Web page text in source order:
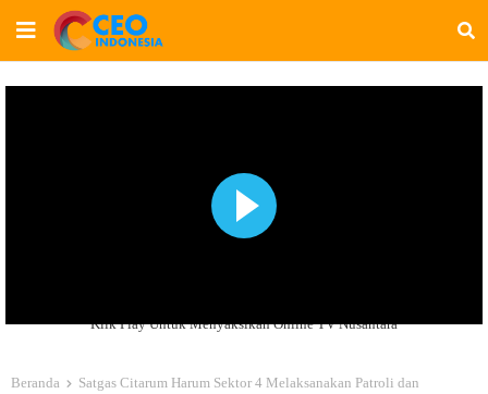
Klik Play Untuk Menyaksikan Online TV Nusantara
Beranda
Satgas Citarum Harum Sektor 4 Melaksanakan Patroli dan